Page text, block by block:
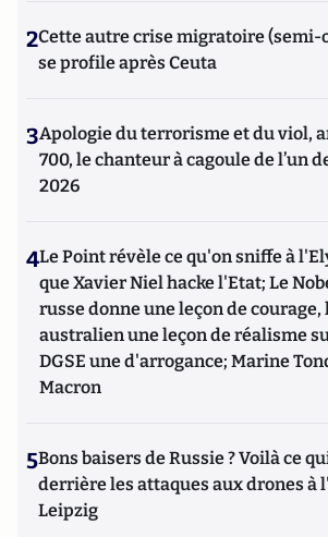
2Cette autre crise migratoire (semi-
se profile après Ceuta
3Apologie du terrorisme et du viol,
700, le chanteur à cagoule de l’un
2026
4Le Point révèle ce qu'on sniffe à
que Xavier Niel hacke l'Etat; Le
russe donne une leçon de courage,
australien une leçon de réalisme
DGSE une d'arrogance; Marine
Macron
5Bons baisers de Russie ? Voilà ce
derrière les attaques aux drones à
Leipzig